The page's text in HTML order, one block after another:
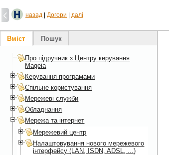
назад Догори далі
Вміст Пошук
Про підручник з Центру керування
Mageia
Керування програмами
Спільне користування
Мережеві служби
Обладнання
Мережа та інтернет
Мережевий центр
Налаштовування нового мережевого
інтерфейсу (LAN, ISDN, ADSL, ...)